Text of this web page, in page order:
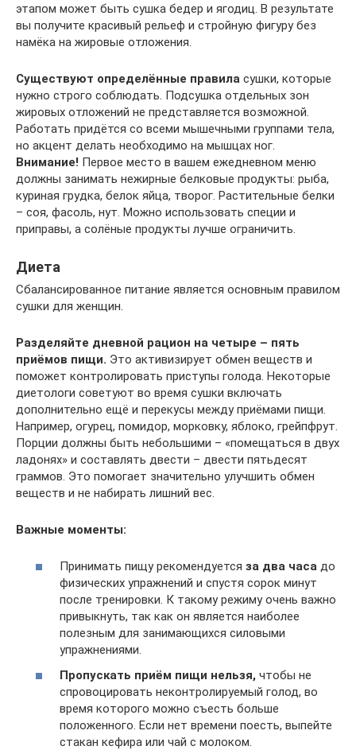
этапом может быть сушка бедер и ягодиц. В результате
вы получите красивый рельеф и стройную фигуру без
намёка на жировые отложения.
Существуют определённые правила сушки, которые
нужно строго соблюдать. Подсушка отдельных зон
жировых отложений не представляется возможной.
Работать придётся со всеми мышечными группами тела,
но акцент делать необходимо на мышцах ног.
Внимание! Первое место в вашем ежедневном меню
должны занимать нежирные белковые продукты: рыба,
куриная грудка, белок яйца, творог. Растительные белки
– соя, фасоль, нут. Можно использовать специи и
приправы, а солёные продукты лучше ограничить.
Диета
Сбалансированное питание является основным правилом
сушки для женщин.
Разделяйте дневной рацион на четыре – пять
приёмов пищи. Это активизирует обмен веществ и
поможет контролировать приступы голода. Некоторые
диетологи советуют во время сушки включать
дополнительно ещё и перекусы между приёмами пищи.
Например, огурец, помидор, морковку, яблоко, грейпфрут.
Порции должны быть небольшими – «помещаться в двух
ладонях» и составлять двести – двести пятьдесят
граммов. Это помогает значительно улучшить обмен
веществ и не набирать лишний вес.
Важные моменты:
Принимать пищу рекомендуется за два часа до
физических упражнений и спустя сорок минут
после тренировки. К такому режиму очень важно
привыкнуть, так как он является наиболее
полезным для занимающихся силовыми
упражнениями.
Пропускать приём пищи нельзя, чтобы не
спровоцировать неконтролируемый голод, во
время которого можно съесть больше
положенного. Если нет времени поесть, выпейте
стакан кефира или чай с молоком.